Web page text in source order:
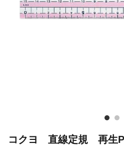
コクヨ 直線定規 再生